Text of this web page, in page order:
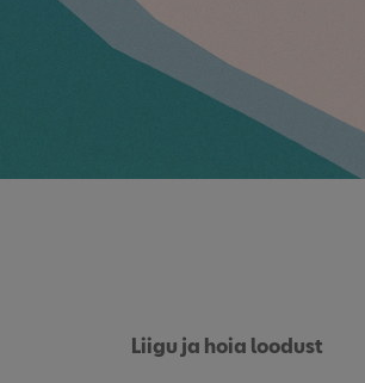
Liigu ja hoia loodust